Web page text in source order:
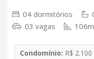
04 dormitórios
03 vagas
Condomínio: R$ 2.100